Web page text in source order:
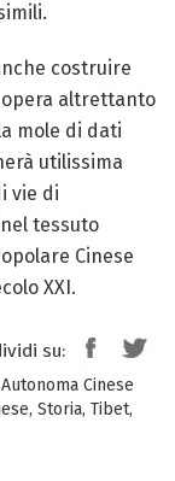
costruire
opera altrettanto
mole di dati
utilissima
vie di
tessuto
Cinese
XXI.
su:
Cinese
, Storia, Tibet,